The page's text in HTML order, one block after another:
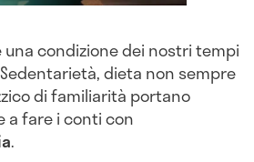
una condizione dei nostri tempi
dieta non sempre
di familiarità portano
a fare i conti con
.